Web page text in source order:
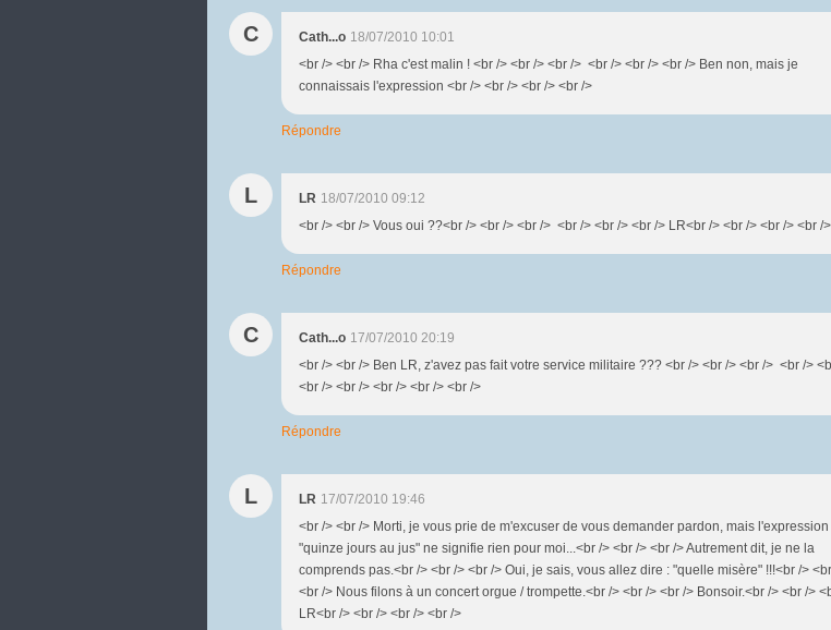
C Cath...o 18/07/2010 10:01
<br /> <br /> Rha c'est malin ! <br /> <br /> <br /> <br /> <br /> <br /> Ben non, mais je
connaissais l'expression <br /> <br /> <br /> <br />
Répondre
L LR 18/07/2010 09:12
<br /> <br /> Vous oui ??<br /> <br /> <br /> <br /> <br /> <br /> LR<br /> <br /> <br /> <br />
Répondre
C Cath...o 17/07/2010 20:19
<br /> <br /> Ben LR, z'avez pas fait votre service militaire ??? <br /> <br /> <br /> <br />
<br /> <br /> <br /> <br /> <br />
Répondre
L LR 17/07/2010 19:46
<br /> <br /> Morti, je vous prie de m'excuser de vous demander pardon, mais l'expression
"quinze jours au jus" ne signifie rien pour moi...<br /> <br /> <br /> Autrement dit, je ne la
comprends pas.<br /> <br /> <br /> Oui, je sais, vous allez dire : "quelle misère" !!!<br />
<br /> Nous filons à un concert orgue / trompette.<br /> <br /> <br /> Bonsoir.<br /> <br />
LR<br /> <br /> <br /> <br />